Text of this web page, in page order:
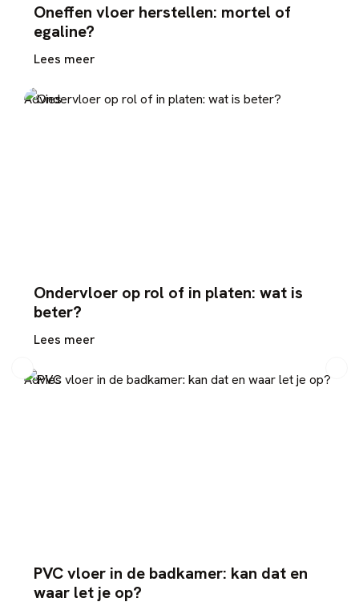
Oneffen vloer herstellen: mortel of
egaline?
Lees meer
Advies
Ondervloer op rol of in platen: wat is
beter?
Lees meer
Advies
PVC vloer in de badkamer: kan dat en
waar let je op?